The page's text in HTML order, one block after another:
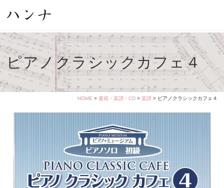
ピアノクラシックカフェ４
HOME > 書籍・楽譜・CD> 楽譜> ピアノクラシックカフェ４